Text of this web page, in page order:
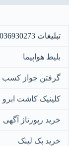
تبلیغات 09036930273
بلیط هواپیما
گرفتن جواز کسب
کلینیک کاشت ابرو
خرید رپورتاژ آگهی
خرید بک لینک